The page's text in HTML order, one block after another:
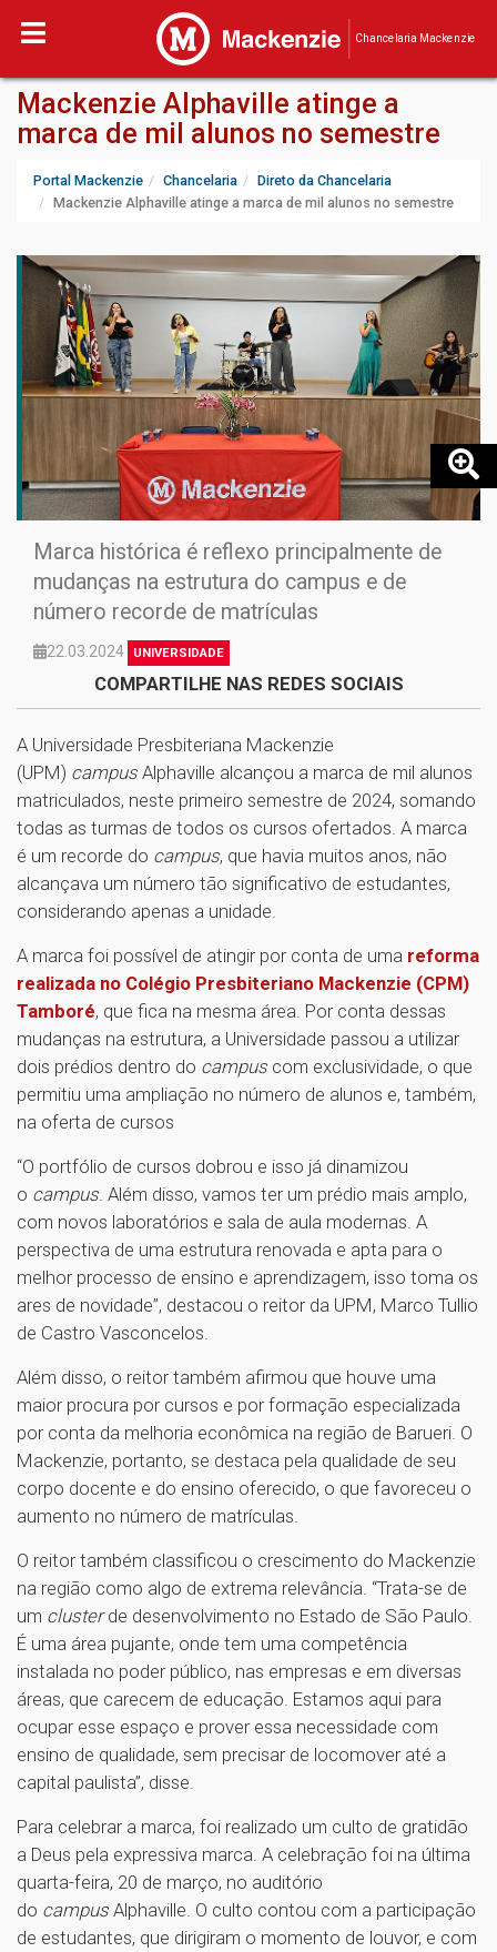
Chancelaria Mackenzie
Mackenzie Alphaville atinge a
marca de mil alunos no semestre
Portal Mackenzie Chancelaria
Direto da Chancelaria
Mackenzie Alphaville atinge a marca de mil alunos no semestre
Marca histórica é reflexo principalmente de
mudanças na estrutura do campus e de
número recorde de matrículas
22.03.2024 UNIVERSIDADE
COMPARTILHE NAS REDES SOCIAIS
A Universidade Presbiteriana Mackenzie
(UPM) campus Alphaville alcançou a marca de mil alunos
matriculados, neste primeiro semestre de 2024, somando
todas as turmas de todos os cursos ofertados. A marca
é um recorde do campus, que havia muitos anos, não
alcançava um número tão significativo de estudantes,
considerando apenas a unidade.
A marca foi possível de atingir por conta de uma reforma
realizada no Colégio Presbiteriano Mackenzie (CPM)
Tamboré, que fica na mesma área. Por conta dessas
mudanças na estrutura, a Universidade passou a utilizar
dois prédios dentro do campus com exclusividade, o que
permitiu uma ampliação no número de alunos e, também,
na oferta de cursos
“O portfólio de cursos dobrou e isso já dinamizou
o campus . Além disso, vamos ter um prédio mais amplo,
com novos laboratórios e sala de aula modernas. A
perspectiva de uma estrutura renovada e apta para o
melhor processo de ensino e aprendizagem, isso toma os
ares de novidade”, destacou o reitor da UPM, Marco Tullio
de Castro Vasconcelos.
Além disso, o reitor também afirmou que houve uma
maior procura por cursos e por formação especializada
por conta da melhoria econômica na região de Barueri. O
Mackenzie, portanto, se destaca pela qualidade de seu
corpo docente e do ensino oferecido, o que favoreceu o
aumento no número de matrículas.
O reitor também classificou o crescimento do Mackenzie
na região como algo de extrema relevância. “Trata-se de
um clusterde desenvolvimento no Estado de São Paulo.
É uma área pujante, onde tem uma competência
instalada no poder público, nas empresas e em diversas
áreas, que carecem de educação. Estamos aqui para
ocupar esse espaço e prover essa necessidade com
ensino de qualidade, sem precisar de locomover até a
capital paulista”, disse.
Para celebrar a marca, foi realizado um culto de gratidão
a Deus pela expressiva marca. A celebração foi na última
quarta-feira, 20 de março, no auditório
do campus Alphaville. O culto contou com a participação
de estudantes, que dirigiram o momento de louvor, e com